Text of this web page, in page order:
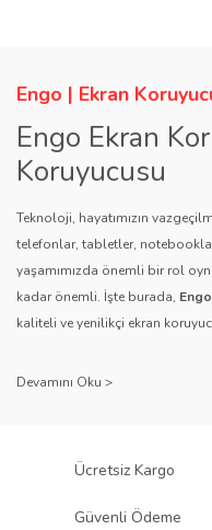
Engo | Ekran
Engo Ekran
Koruyucusu
Teknoloji, hayatımızın
telefonlar, tabletler,
yaşamımızda önemli bir rol
kadar önemli. İşte burada,
kaliteli ve yenilikçi ekran
sağlıyor.
Engo ekran koruyucuları
,
ürününü titiz bir kalite kontrol
Ücretsiz Kargo
Güvenli Ödeme